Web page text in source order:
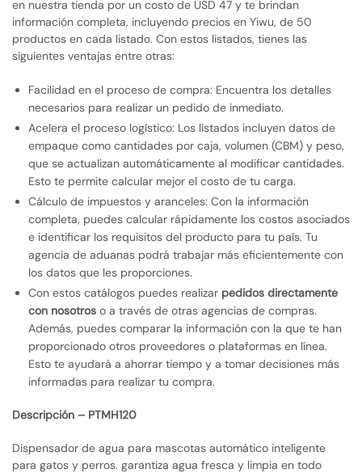
en nuestra tienda por un costo de USD 47 y te brindan
información completa, incluyendo precios en Yiwu, de 50
productos en cada listado. Con estos listados, tienes las
siguientes ventajas entre otras:
Facilidad en el proceso de compra: Encuentra los detalles
necesarios para realizar un pedido de inmediato.
Acelera el proceso logístico: Los listados incluyen datos de
empaque como cantidades por caja, volumen (CBM) y peso,
que se actualizan automáticamente al modificar cantidades.
Esto te permite calcular mejor el costo de tu carga.
Cálculo de impuestos y aranceles: Con la información
completa, puedes calcular rápidamente los costos asociados
e identificar los requisitos del producto para tu país. Tu
agencia de aduanas podrá trabajar más eficientemente con
los datos que les proporciones.
Con estos catálogos puedes realizar pedidos directamente
con nosotros o a través de otras agencias de compras.
Además, puedes comparar la información con la que te han
proporcionado otros proveedores o plataformas en línea.
Esto te ayudará a ahorrar tiempo y a tomar decisiones más
informadas para realizar tu compra.
Descripción – PTMH120
Dispensador de agua para mascotas automático inteligente
para gatos y perros. garantiza agua fresca y limpia en todo